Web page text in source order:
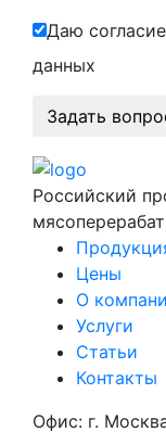
Даю
данных
Российский
Цены
О
Услуги
Статьи
Контакты
Офис: г.